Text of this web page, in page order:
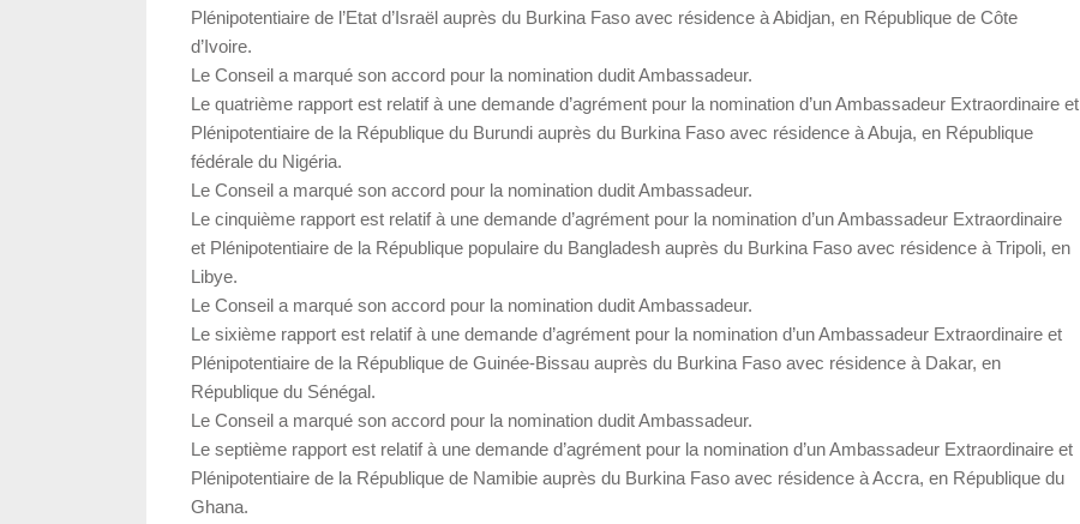
Plénipotentiaire de l’Etat d’Israël auprès du Burkina Faso avec résidence à Abidjan, en République de Côte
d’Ivoire.
Le Conseil a marqué son accord pour la nomination dudit Ambassadeur.
Le quatrième rapport est relatif à une demande d’agrément pour la nomination d’un Ambassadeur Extraordinaire et
Plénipotentiaire de la République du Burundi auprès du Burkina Faso avec résidence à Abuja, en République
fédérale du Nigéria.
Le Conseil a marqué son accord pour la nomination dudit Ambassadeur.
Le cinquième rapport est relatif à une demande d’agrément pour la nomination d’un Ambassadeur Extraordinaire
et Plénipotentiaire de la République populaire du Bangladesh auprès du Burkina Faso avec résidence à Tripoli, en
Libye.
Le Conseil a marqué son accord pour la nomination dudit Ambassadeur.
Le sixième rapport est relatif à une demande d’agrément pour la nomination d’un Ambassadeur Extraordinaire et
Plénipotentiaire de la République de Guinée-Bissau auprès du Burkina Faso avec résidence à Dakar, en
République du Sénégal.
Le Conseil a marqué son accord pour la nomination dudit Ambassadeur.
Le septième rapport est relatif à une demande d’agrément pour la nomination d’un Ambassadeur Extraordinaire et
Plénipotentiaire de la République de Namibie auprès du Burkina Faso avec résidence à Accra, en République du
Ghana.